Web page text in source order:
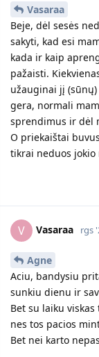
Vasaraa
Beje, dėl sesės
sakyti, kad esi
kada ir kaip
pažaisti.
užauginai jį
gera, normali
sprendimus ir dėl
O priekaištai
tikrai neduos jokio
V Vasaraa rgs
Agne
Aciu, bandysiu
sunkiu dienu ir
Bet su laiku
nes tos pacios
Bet nei karto